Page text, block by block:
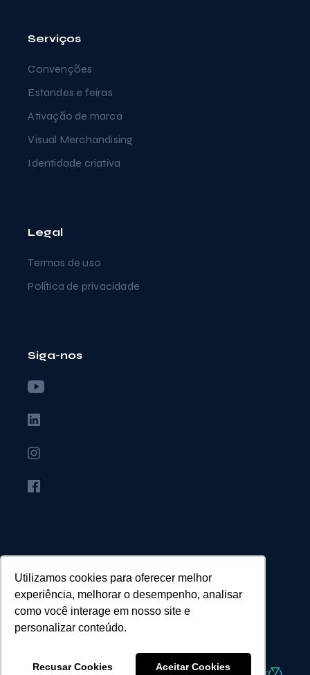
Utilizamos cookies para oferecer melhor
experiência, melhorar o desempenho, analisar
como você interage em nosso site e
personalizar conteúdo.
Recusar Cookies Aceitar Cookies
Serviços
Convenções
Estandes e feiras
Ativação de marca
Visual Merchandising
Identidade criativa
Legal
Termos de uso
Política de privacidade
Siga-nos
Desenvolvido por